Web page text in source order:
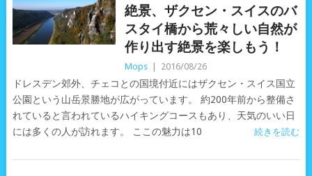
絶景、ザクセン・スイスのバ
スタイ橋から荒々しい自然が
作り出す絶景を楽しもう！
Mops 2016/08/26
ドレスデン郊外、チェコとの国境付近にはザクセン・スイス国立
公園という山岳景勝地が広がっています。 約200年前から整備さ
れていると言われているハイキングコースもあり、天気のいい日
には多くの人が訪れます。 ここの魅力は10
続きを読む